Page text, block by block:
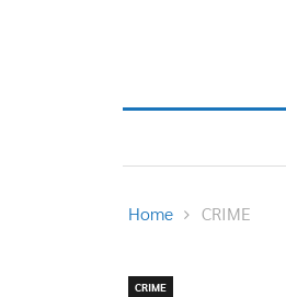
Home CRIME
CRIME